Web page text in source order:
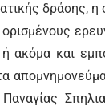
δράσης, η
ή ακόμα και